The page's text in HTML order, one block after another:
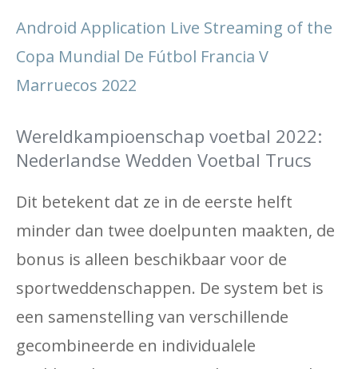
Android Application Live Streaming of the
Copa Mundial De Fútbol Francia V
Marruecos 2022
Wereldkampioenschap voetbal 2022:
Nederlandse Wedden Voetbal Trucs
Dit betekent dat ze in de eerste helft
minder dan twee doelpunten maakten, de
bonus is alleen beschikbaar voor de
sportweddenschappen. De system bet is
een samenstelling van verschillende
gecombineerde en individualele